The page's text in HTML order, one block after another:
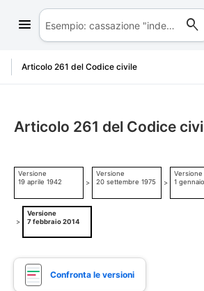
Salta al contenuto
Articolo 261 del Codice civile
Articolo 261 del Codice
Versione
19 aprile 1942
>
Versione
20 settembre 1975
>
Versione
1
>
Versione
7 febbraio 2014
Confronta le versioni